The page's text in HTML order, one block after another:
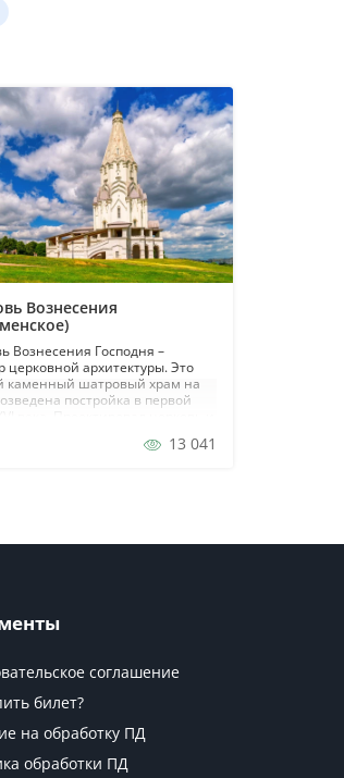
Вознесения
13 041
Вознесения Господня –
церковной архитектуры. Это
каменный шатровый храм на
постройка в первой
Петр Франческо Ганнибал.
соглашение
билет?
на обработку ПД
обработки ПД